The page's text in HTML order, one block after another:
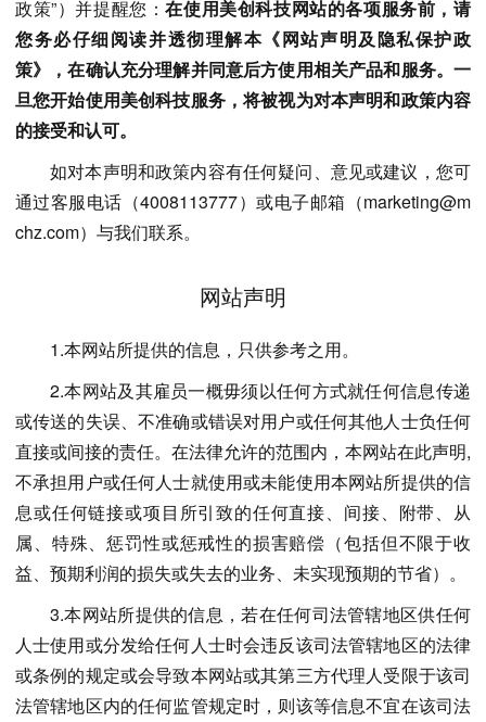
政策”）并提醒您：在使用美创科技网站的各项服务前，请
您务必仔细阅读并透彻理解本《网站声明及隐私保护政
策》，在确认充分理解并同意后方使用相关产品和服务。一
旦您开始使用美创科技服务，将被视为对本声明和政策内容
的接受和认可。
如对本声明和政策内容有任何疑问、意见或建议，您可
通过客服电话（4008113777）或电子邮箱（marketing@m
chz.com）与我们联系。
网站声明
1.本网站所提供的信息，只供参考之用。
2.本网站及其雇员一概毋须以任何方式就任何信息传递
或传送的失误、不准确或错误对用户或任何其他人士负任何
直接或间接的责任。在法律允许的范围内，本网站在此声明,
不承担用户或任何人士就使用或未能使用本网站所提供的信
息或任何链接或项目所引致的任何直接、间接、附带、从
属、特殊、惩罚性或惩戒性的损害赔偿（包括但不限于收
益、预期利润的损失或失去的业务、未实现预期的节省）。
3.本网站所提供的信息，若在任何司法管辖地区供任何
人士使用或分发给任何人士时会违反该司法管辖地区的法律
或条例的规定或会导致本网站或其第三方代理人受限于该司
法管辖地区内的任何监管规定时，则该等信息不宜在该司法